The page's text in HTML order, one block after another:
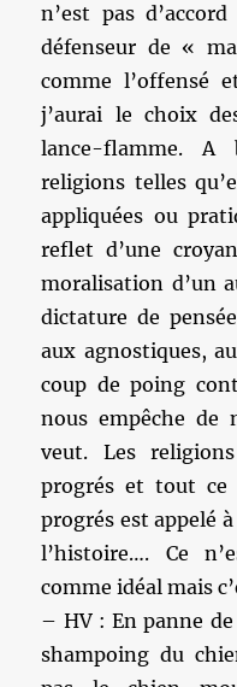
n’est pas
défenseur de «
comme l’offensé
j’aurai le choix
lance-flamme.
religions telles
appliquées ou
reflet d’une
moralisation d’un
dictature de
aux agnostiques,
coup de poing
nous empêche de
veut. Les
progrés et tout
progrés est appelé
l’histoire…. Ce
comme idéal mais
– HV : En panne
shampoing du